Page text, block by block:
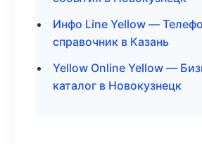
Инфо Line Yellow —
справочник в Казань
Yellow Online Yellow —
каталог в Новокузнецк